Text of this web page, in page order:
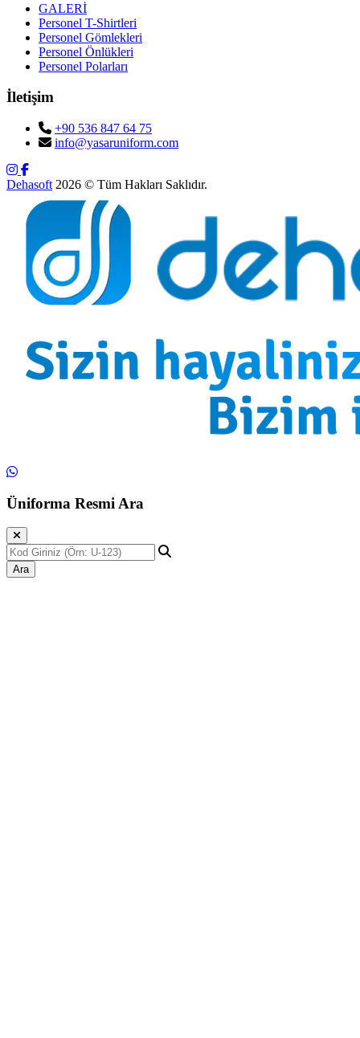
GALERİ
Personel T-Shirtleri
Personel Gömlekleri
Personel Önlükleri
Personel Polarları
İletişim
+90 536 847 64 75
info@yasaruniform.com
Dehasoft 2026 © Tüm Hakları Saklıdır.
Üniforma Resmi Ara
Ara